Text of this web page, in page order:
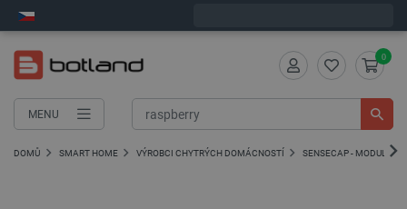
MENU
0
DOMŮ SMART HOME VÝROBCI CHYTRÝCH DOMÁCNOSTÍ SENSECAP - MODULY